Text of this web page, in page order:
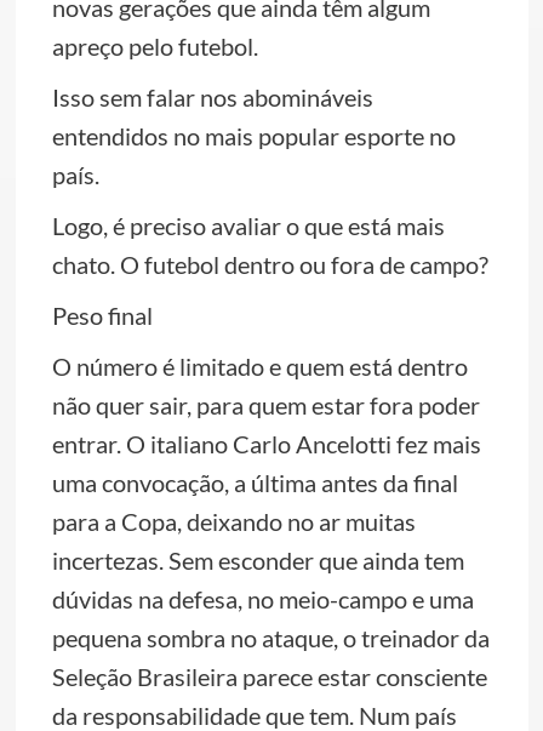
novas gerações que ainda têm algum
apreço pelo futebol.
Isso sem falar nos abomináveis
entendidos no mais popular esporte no
país.
Logo, é preciso avaliar o que está mais
chato. O futebol dentro ou fora de campo?
Peso final
O número é limitado e quem está dentro
não quer sair, para quem estar fora poder
entrar. O italiano Carlo Ancelotti fez mais
uma convocação, a última antes da final
para a Copa, deixando no ar muitas
incertezas. Sem esconder que ainda tem
dúvidas na defesa, no meio-campo e uma
pequena sombra no ataque, o treinador da
Seleção Brasileira parece estar consciente
da responsabilidade que tem. Num país